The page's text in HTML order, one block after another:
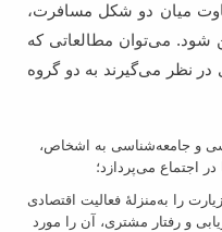
میان دو شکل مسافرت،
شود. می‌توان مطالعاتی که
نظر می‏‌گیرند به دو گروه
و جامعه‌شناسی به اشخاص،
اجتماع می‌پردازد؛
را به‌منزلۀ فعالیت اقتصادی
و رفتار مشتری، آن را مورد